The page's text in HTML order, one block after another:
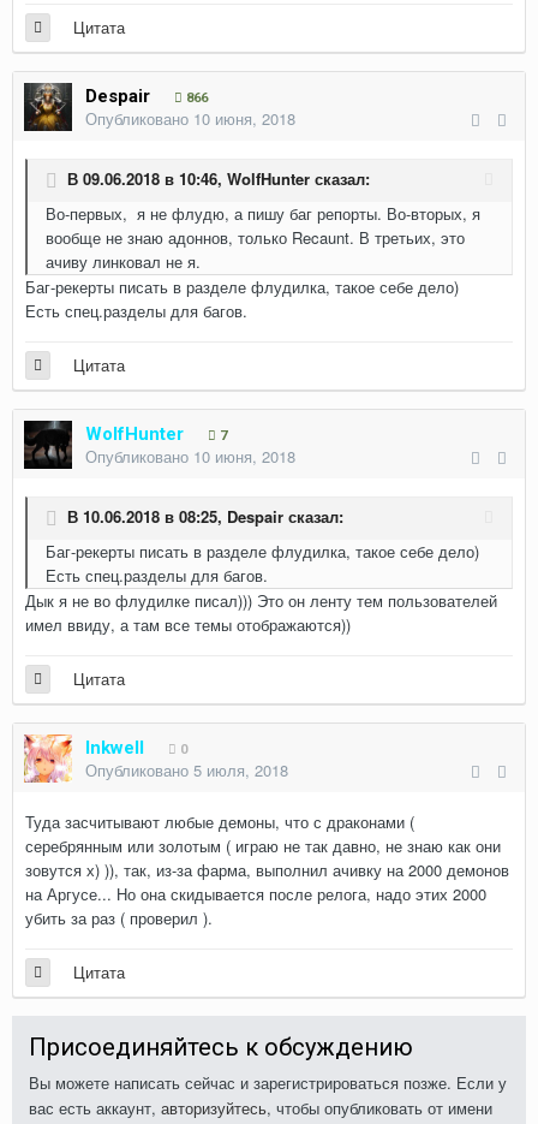
Цитата
Despair 866
Опубликовано 10 июня, 2018
В 09.06.2018 в 10:46, WolfHunter сказал:
Во-первых, я не флудю, а пишу баг репорты. Во-вторых, я
вообще не знаю адоннов, только Recaunt. В третьих, это
ачиву линковал не я.
Баг-рекерты писать в разделе флудилка, такое себе дело)
Есть спец.разделы для багов.
Цитата
WolfHunter 7
Опубликовано 10 июня, 2018
В 10.06.2018 в 08:25, Despair сказал:
Баг-рекерты писать в разделе флудилка, такое себе дело)
Есть спец.разделы для багов.
Дык я не во флудилке писал))) Это он ленту тем пользователей
имел ввиду, а там все темы отображаются))
Цитата
Inkwell 0
Опубликовано 5 июля, 2018
Туда засчитывают любые демоны, что с драконами (
серебрянным или золотым ( играю не так давно, не знаю как они
зовутся х) )), так, из-за фарма, выполнил ачивку на 2000 демонов
на Аргусе... Но она скидывается после релога, надо этих 2000
убить за раз ( проверил ).
Цитата
Присоединяйтесь к обсуждению
Вы можете написать сейчас и зарегистрироваться позже. Если у
вас есть аккаунт, авторизуйтесь, чтобы опубликовать от имени